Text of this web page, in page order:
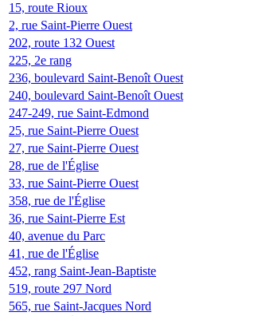
15, route Rioux
2, rue Saint-Pierre Ouest
202, route 132 Ouest
225, 2e rang
236, boulevard Saint-Benoît Ouest
240, boulevard Saint-Benoît Ouest
247-249, rue Saint-Edmond
25, rue Saint-Pierre Ouest
27, rue Saint-Pierre Ouest
28, rue de l'Église
33, rue Saint-Pierre Ouest
358, rue de l'Église
36, rue Saint-Pierre Est
40, avenue du Parc
41, rue de l'Église
452, rang Saint-Jean-Baptiste
519, route 297 Nord
565, rue Saint-Jacques Nord